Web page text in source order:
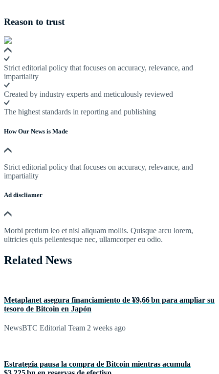
Reason to trust
Strict editorial policy that focuses on accuracy, relevance, and
impartiality
Created by industry experts and meticulously reviewed
The highest standards in reporting and publishing
How Our News is Made
Strict editorial policy that focuses on accuracy, relevance, and
impartiality
Ad discliamer
Morbi pretium leo et nisl aliquam mollis. Quisque arcu lorem,
ultricies quis pellentesque nec, ullamcorper eu odio.
Related News
Metaplanet asegura financiamiento de ¥9,66 bn para ampliar su
tesoro de Bitcoin en Japón
NewsBTC Editorial Team 2 weeks ago
Estrategia pausa la compra de Bitcoin mientras acumula